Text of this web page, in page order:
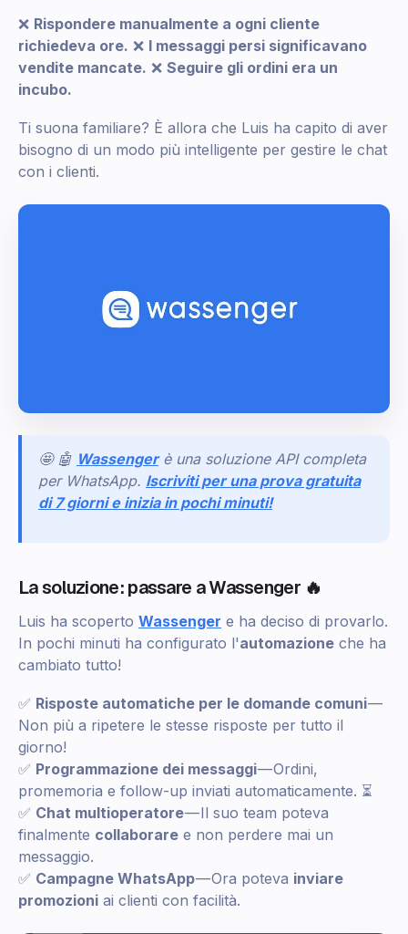
❌ Rispondere manualmente a ogni cliente
richiedeva ore. ❌ I messaggi persi significavano
vendite mancate. ❌ Seguire gli ordini era un
incubo.
Ti suona familiare? È allora che Luis ha capito di aver
bisogno di un modo più intelligente per gestire le chat
con i clienti.
🤩 🤖 Wassenger è una soluzione API completa
per WhatsApp. Iscriviti per una prova gratuita
di 7 giorni e inizia in pochi minuti!
La soluzione: passare a Wassenger 🔥
Luis ha scoperto Wassenger e ha deciso di provarlo.
In pochi minuti ha configurato l'automazione che ha
cambiato tutto!
✅ Risposte automatiche per le domande comuni—
Non più a ripetere le stesse risposte per tutto il
giorno!
✅ Programmazione dei messaggi— Ordini,
promemoria e follow-up inviati automaticamente. ⏳
✅ Chat multioperatore— Il suo team poteva
finalmente collaborare e non perdere mai un
messaggio.
✅ Campagne WhatsApp— Ora poteva inviare
promozioni ai clienti con facilità.